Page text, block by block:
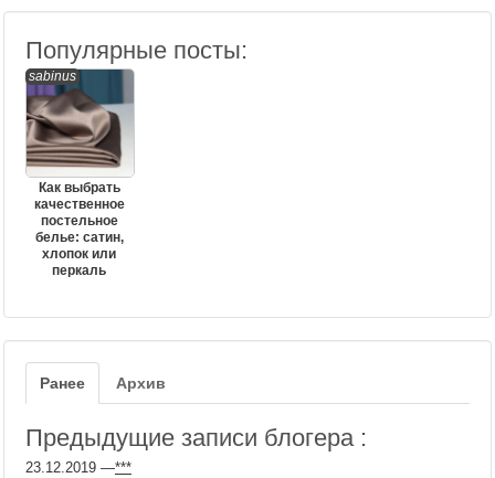
Популярные посты:
sabinus
Как выбрать
качественное
постельное
белье: сатин,
хлопок или
перкаль
Ранее Архив
Предыдущие записи блогера :
23.12.2019 —​***